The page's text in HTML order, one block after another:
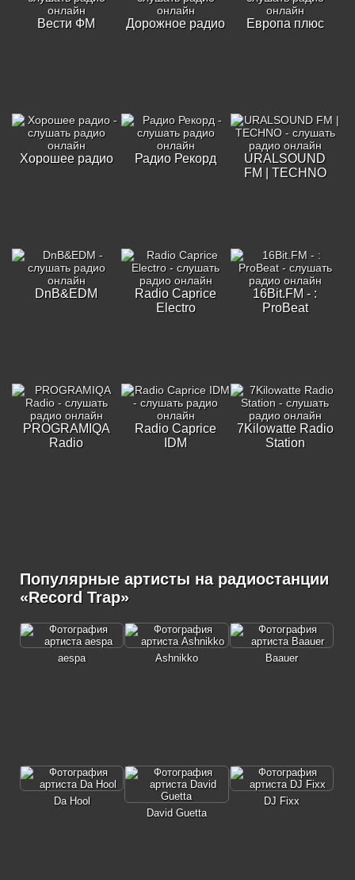
Вести ФМ Дорожное радио Европа плюс
Хорошее радио Радио Рекорд
URALSOUND
FM | TECHNO
DnB&EDM
Radio Caprice
Electro
16Bit.FM - :
ProBeat
PROGRAMIQA
Radio
Radio Caprice
IDM
7Kilowatte Radio
Station
Популярные артисты на радиостанции
«Record Trap»
aespa Ashnikko Baauer
Da Hool
David Guetta
DJ Fixx